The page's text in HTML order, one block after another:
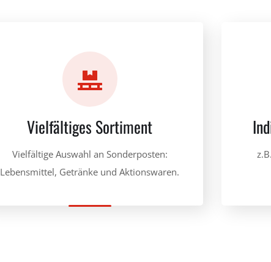
Vielfältiges Sortiment
Vielfältige Auswahl an Sonderposten:
Lebensmittel, Getränke und Aktionswaren.